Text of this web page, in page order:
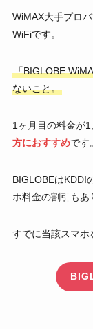
WiMAX大手プロ
WiFiです。
「BIGLOBE
ないこと。
1ヶ月目の料金が
方におすすめです。
BIGLOBEはKDDI
ホ料金の割引もあ
すでに当該スマホ